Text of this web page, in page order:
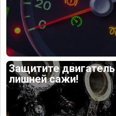
Защитите
лишней сажи!